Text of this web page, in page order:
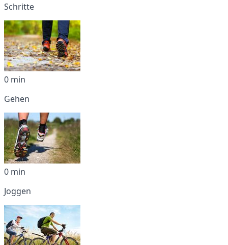
Schritte
0 min
Gehen
0 min
Joggen